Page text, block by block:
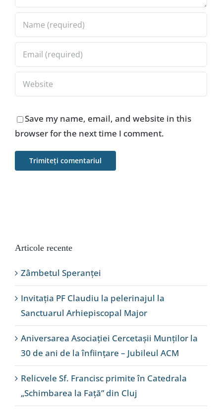
Save my name, email, and website in this
browser for the next time I comment.
Articole recente
Zâmbetul Speranței
Invitația PF Claudiu la pelerinajul la
Sanctuarul Arhiepiscopal Major
Aniversarea Asociației Cercetașii Munților la
30 de ani de la înființare – Jubileul ACM
Relicvele Sf. Francisc primite în Catedrala
„Schimbarea la Față” din Cluj